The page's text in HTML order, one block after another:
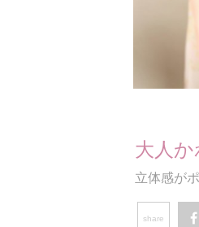
大人
立体感が
share